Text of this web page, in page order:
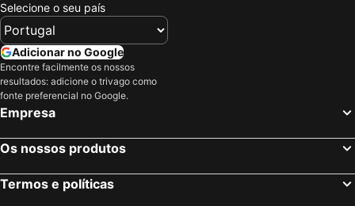
Selecione o seu país
Adicionar no Google
Encontre facilmente os nossos
resultados: adicione o trivago como
fonte preferencial no Google.
Empresa
Os nossos produtos
Termos e políticas